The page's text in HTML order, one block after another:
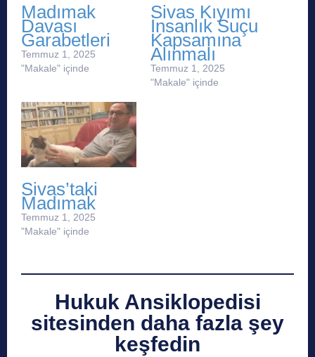
Madımak
Davası
Garabetleri
Temmuz 1, 2025
"Makale" içinde
Sivas Kıyımı
İnsanlık Suçu
Kapsamına
Alınmalı
Temmuz 1, 2025
"Makale" içinde
Sivas’taki
Madımak
Temmuz 1, 2025
"Makale" içinde
Hukuk Ansiklopedisi
sitesinden daha fazla şey
keşfedin